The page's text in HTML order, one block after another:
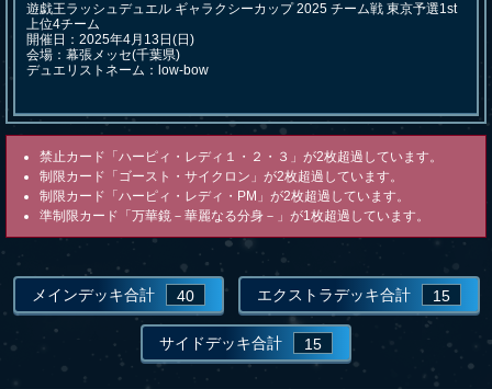
遊戯王ラッシュデュエル ギャラクシーカップ 2025 チーム戦 東京予選1st
上位4チーム
開催日：2025年4月13日(日)
会場：幕張メッセ(千葉県)
禁止カード「ハーピィ・レディ１・２・３」が2枚超過しています。
制限カード「ゴースト・サイクロン」が2枚超過しています。
制限カード「ハーピィ・レディ・PM」が2枚超過しています。
準制限カード「万華鏡－華麗なる分身－」が1枚超過しています。
メインデッキ合計 40 エクストラデッキ合計 15
サイドデッキ合計 15